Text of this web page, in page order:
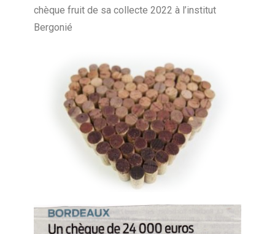
chèque fruit de sa collecte 2022 à l’institut
Bergonié